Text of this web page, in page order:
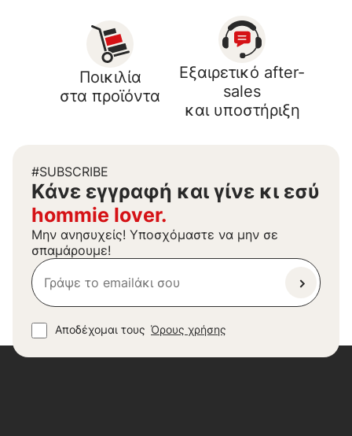
Ποικιλία
στα προϊόντα
Εξαιρετικό after-
sales
και υποστήριξη
#SUBSCRIBE
Kάνε εγγραφή και γίνε κι εσύ
hommie lover.
Μην ανησυχείς! Υποσχόμαστε να μην σε
σπαμάρουμε!
Αποδέχομαι τους Όρους χρήσης